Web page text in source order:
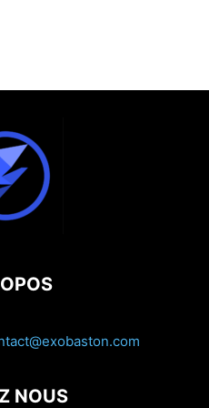
NOUS